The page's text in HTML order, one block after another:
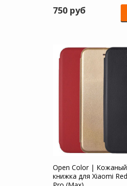
750 руб
Open Color |
книжка для Xiaomi